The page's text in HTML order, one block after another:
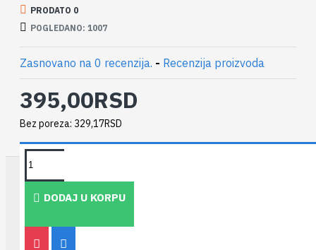
PRODATO 0
POGLEDANO: 1007
Zasnovano na 0 recenzija. - Recenzija proizvoda
395,00RSD
Bez poreza: 329,17RSD
DODAJ U KORPU
TAKOĐE PREPORUČUJEMO